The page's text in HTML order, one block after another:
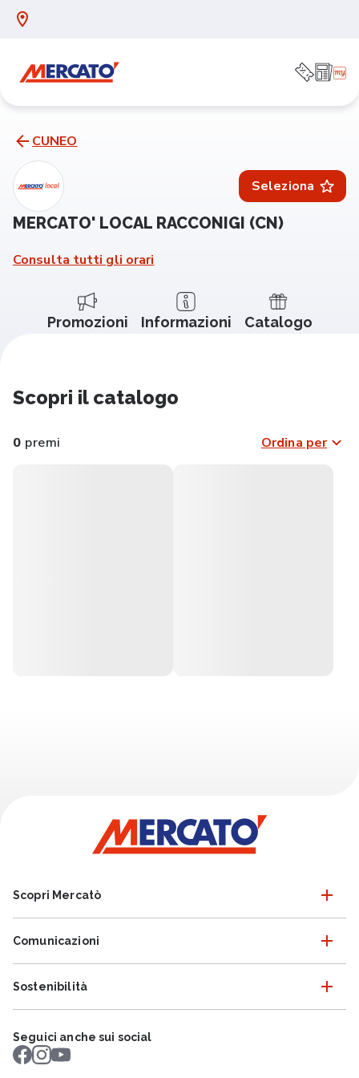
CUNEO
Seleziona
MERCATO' LOCAL RACCONIGI (CN)
Consulta tutti gli orari
Promozioni Informazioni Catalogo
Scopri il catalogo
0 premi Ordina per
Scopri Mercatò
Comunicazioni
Sostenibilità
Seguici anche sui social